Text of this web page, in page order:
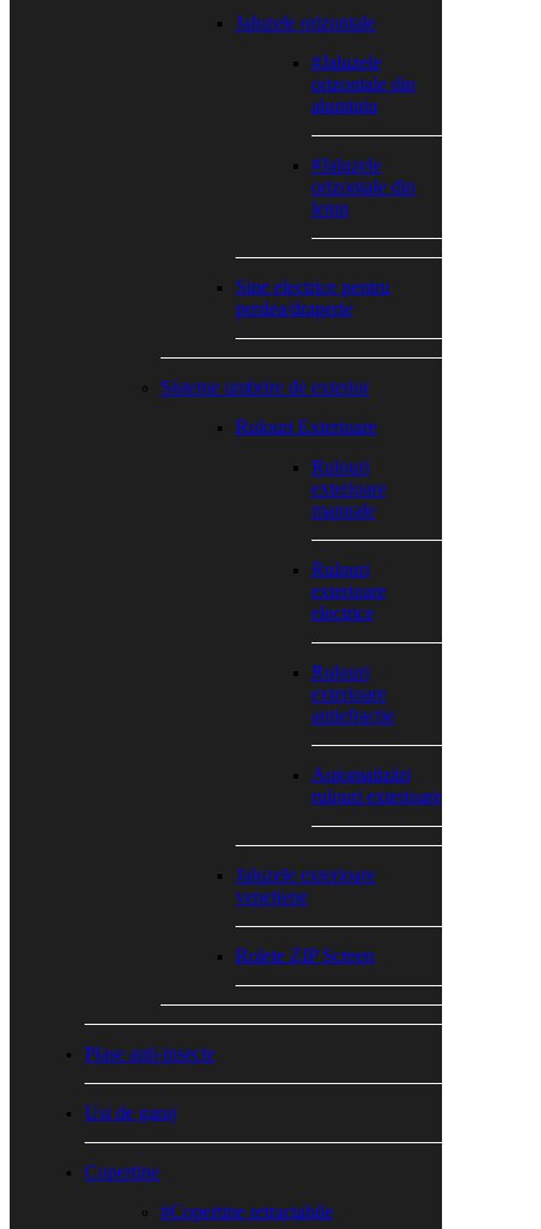
Jaluzele orizontale
#Jaluzele
orizontale din
aluminiu
#Jaluzele
orizontale din
lemn
Sine electrice pentru
perdea/draperie
Sisteme umbrire de exterior
Rulouri Exterioare
Rulouri
exterioare
manuale
Rulouri
exterioare
electrice
Rulouri
exterioare
antiefracție
Automatizări
rulouri exterioare
Jaluzele exterioare
venețiene
Rolete ZIP Screen
Plase anti-insecte
Usi de garaj
Copertine
#Copertine retractabile